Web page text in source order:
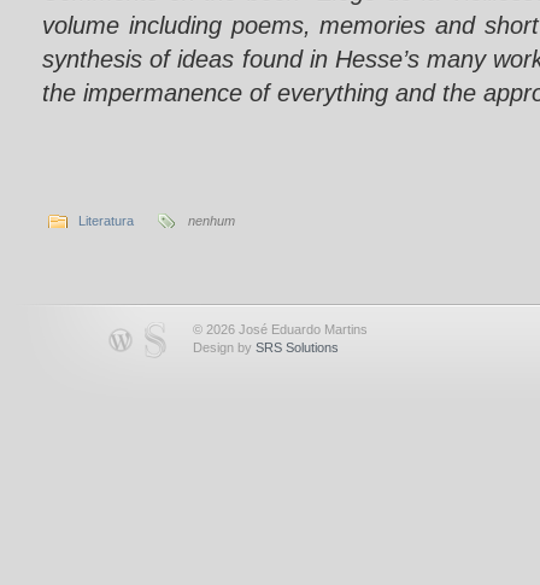
volume including poems, memories and
synthesis of ideas found in Hesse’s many
the impermanence of everything and the
Literatura nenhum
© 2026 José Eduardo Martins
Design by SRS Solutions